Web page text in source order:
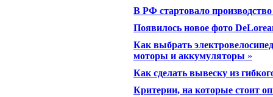
В РФ стартовало
Появилось новое фото
Как выбрать
моторы и аккумуляторы »
Как сделать вывеску из
Критерии, на которые стоит